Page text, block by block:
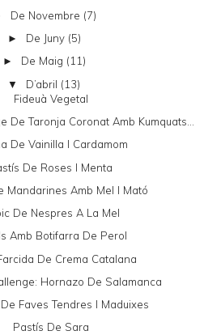
De Novembre (7)
► De Juny (5)
► De Maig (11)
▼ D’abril (13)
Fideuà Vegetal
De Taronja Coronat Amb Kumquats...
De Vainilla I Cardamom
De Roses I Menta
Mandarines Amb Mel I Mató
De Nespres A La Mel
Amb Botifarra De Perol
De Crema Catalana
Hornazo De Salamanca
Faves Tendres I Maduixes
Pastís De Sara